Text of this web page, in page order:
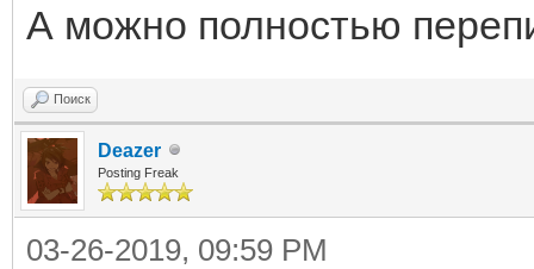
А можно полностью
Поиск
Deazer
Posting Freak
03-26-2019, 09:59 PM